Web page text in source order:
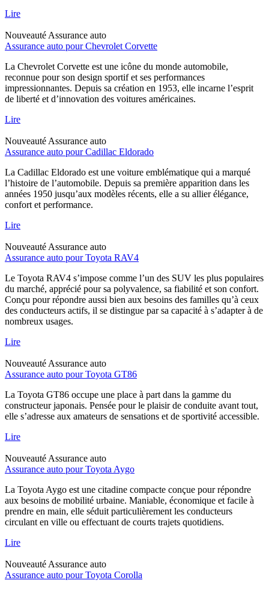
Lire
Nouveauté Assurance auto
Assurance auto pour Chevrolet Corvette
La Chevrolet Corvette est une icône du monde automobile,
reconnue pour son design sportif et ses performances
impressionnantes. Depuis sa création en 1953, elle incarne l’esprit
de liberté et d’innovation des voitures américaines.
Lire
Nouveauté Assurance auto
Assurance auto pour Cadillac Eldorado
La Cadillac Eldorado est une voiture emblématique qui a marqué
l’histoire de l’automobile. Depuis sa première apparition dans les
années 1950 jusqu’aux modèles récents, elle a su allier élégance,
confort et performance.
Lire
Nouveauté Assurance auto
Assurance auto pour Toyota RAV4
Le Toyota RAV4 s’impose comme l’un des SUV les plus populaires
du marché, apprécié pour sa polyvalence, sa fiabilité et son confort.
Conçu pour répondre aussi bien aux besoins des familles qu’à ceux
des conducteurs actifs, il se distingue par sa capacité à s’adapter à de
nombreux usages.
Lire
Nouveauté Assurance auto
Assurance auto pour Toyota GT86
La Toyota GT86 occupe une place à part dans la gamme du
constructeur japonais. Pensée pour le plaisir de conduite avant tout,
elle s’adresse aux amateurs de sensations et de sportivité accessible.
Lire
Nouveauté Assurance auto
Assurance auto pour Toyota Aygo
La Toyota Aygo est une citadine compacte conçue pour répondre
aux besoins de mobilité urbaine. Maniable, économique et facile à
prendre en main, elle séduit particulièrement les conducteurs
circulant en ville ou effectuant de courts trajets quotidiens.
Lire
Nouveauté Assurance auto
Assurance auto pour Toyota Corolla